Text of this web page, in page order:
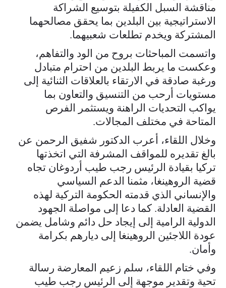
مناقشة السبل الكفيلة بتوسيع الشراكة
الاستراتيجية بين البلدين بما يحقق مصالحهما
المشتركة ويخدم تطلعات شعبيهما.
واتسمت المباحثات بروح من الود والتفاهم،
وعكست ما يربط البلدين من احترام متبادل
ورغبة صادقة في الارتقاء بالعلاقات الثنائية إلى
مستويات أرحب من التنسيق والتعاون بما
يواكب التحديات الراهنة ويستثمر الفرص
المتاحة في مختلف المجالات.
وخلال اللقاء، أعرب الدكتور شفيق الرحمن عن
بالغ تقديره للمواقف المشرفة التي اتخذتها
تركيا بقيادة الرئيس رجب طيب أردوغان تجاه
قضية الروهينغا، مثمنا الدعم السياسي
والإنساني الذي قدمته الحكومة التركية لهذه
القضية العادلة. كما دعا إلى مواصلة الجهود
الدولية الرامية إلى إيجاد حل دائم وشامل يضمن
عودة اللاجئين الروهينغا إلى ديارهم بكرامة
وأمان.
وفي ختام اللقاء، سلم زعيم المعارضة رسالة
تحية وتقدير موجهة إلى الرئيس رجب طيب